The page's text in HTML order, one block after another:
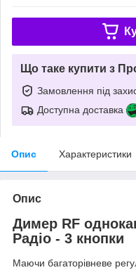
Що таке купити з
Замовлення під
Доступна доставка
Опис Характеристики
Опис
Димер RF
Радіо - 3 кнопки
Маючи багаторівневе